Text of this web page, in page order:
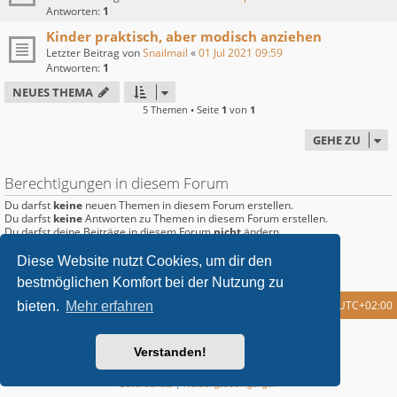
Diese Website nutzt Cookies, um dir den
bestmöglichen Komfort bei der Nutzung zu
bieten. Mehr erfahren
Verstanden!
Antworten: 1
Kinder praktisch, aber modisch anziehen
Letzter Beitrag vonSnailmail «01 Jul 2021 09:59
Antworten: 1
NEUES THEMA
5 Themen • Seite 1 von 1
GEHE ZU
Berechtigungen in diesem Forum
Du darfst keine neuen Themen in diesem Forum erstellen.
Du darfst keineAntworten zu Themen in diesem Forum erstellen.
Du darfst deine Beiträge in diesem Forumnichtändern.
Du darfstkeineDateianhänge in diesem Forum erstellen.
Foren-Übersicht UTC+02:00
Alle Cookies löschen
metrolike style byEric SeguinUpdated for phpBB3.2 by
Powered byphpBB® Forum Software © phpBB Limited
Deutsche Übersetzung durchphpBB.de
Datenschutz|Nutzungsbedingungen